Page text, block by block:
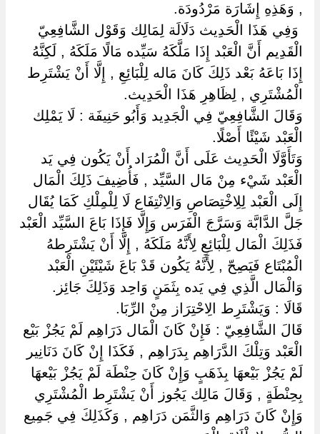
, وَهَذِهِ إِشَارَة مَرْدُودَة.
‏ ‏وَفِي هَذَا الْحَدِيث دَلَالَة لِمَالِك وَقَوْل الشَّافِعِيّ
الْقَدِيم أَنَّ الْعَبْد إِذَا مَلَّكَهُ سَيِّده مَالًا مَلَكَهُ , لَكِنَّهُ
إِذَا بَاعَهُ بَعْد ذَلِكَ كَانَ مَاله لِلْبَائِعِ , إِلَّا أَنْ يَشْتَرِط
الْمُشْتَرِي , لِظَاهِرِ هَذَا الْحَدِيث.
وَقَالَ الشَّافِعِيّ فِي الْجَدِيد وَأَبُو حَنِيفَة : لَا يَمْلِك
الْعَبْد شَيْئًا أَصْلًا.
وَتَأَوَّلَا الْحَدِيث عَلَى أَنَّ الْمُرَاد أَنْ يَكُون فِي يَد
الْعَبْد شَيْء مِنْ مَال السَّيِّد , فَأُضِيفَ ذَلِكَ الْمَال
إِلَى الْعَبْد لِلِاخْتِصَاصِ وَالِانْتِفَاع لَا لِلْمِلْكِ كَمَا يُقَال
جَلَّ الدَّابَّة وَسَرَّجَ الْفَرَس وَإِلَّا فَإِذَا بَاعَ السَّيِّد الْعَبْد
فَذَلِكَ الْمَال لِلْبَائِعِ لِأَنَّهُ مَلَكَهُ , إِلَّا أَنْ يَشْتَرِطهُ
الْمُبْتَاع فَيَصِحّ , لِأَنَّهُ يَكُون قَدْ بَاعَ شَيْئَيْنِ الْعَبْد
وَالْمَال الَّذِي فِي يَده بِثَمَنٍ وَاحِد وَذَلِكَ جَائِز.
قَالَا : وَيَشْتَرِط الِاحْتِرَاز مِنْ الرِّبَا.
قَالَ الشَّافِعِيّ : فَإِنْ كَانَ الْمَال دَرَاهِم لَمْ يَجُزْ بَيْع
الْعَبْد وَتِلْكَ الدَّرَاهِم بِدَرَاهِم , فَكَذَا إِنْ كَانَ دَنَانِير
لَمْ يَجُزْ بَيْعهَا بِذَهَبٍ وَإِنْ كَانَ حِنْطَة لَمْ يَجُزْ بَيْعهَا
بِحِنْطَةٍ , وَقَالَ مَالِك يَجُوز أَنْ يَشْتَرِط الْمُشْتَرِي
وَإِنْ كَانَ دَرَاهِم وَالثَّمَن دَرَاهِم , وَكَذَلِكَ فِي جَمِيع